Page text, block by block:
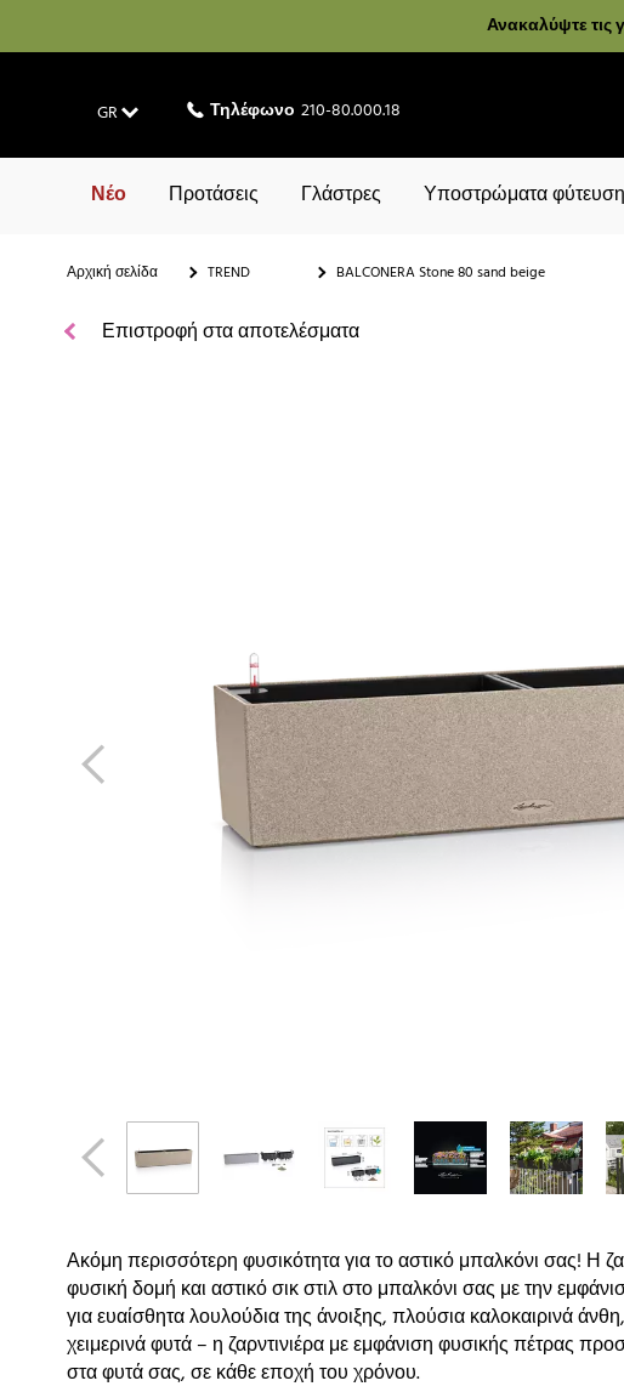
Ανακαλύψτε τις
GR Τηλέφωνο 210-80.000.18
Νέο Προτάσεις Γλάστρες Υποστρώματα
Αρχική σελίδα TREND BALCONERA Stone 80 sand beige
Επιστροφή στα αποτελέσματα
Ακόμη περισσότερη φυσικότητα για το αστικό μπαλκόνι σας! Η
φυσική δομή και αστικό σικ στιλ στο μπαλκόνι σας με την
για ευαίσθητα λουλούδια της άνοιξης, πλούσια καλοκαιρινά
χειμερινά φυτά – η ζαρντινιέρα με εμφάνιση φυσικής πέτρας
στα φυτά σας, σε κάθε εποχή του χρόνου.